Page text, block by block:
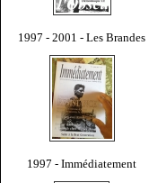
1997 - 2001 - Les Brandes
1997 - Immédiatement